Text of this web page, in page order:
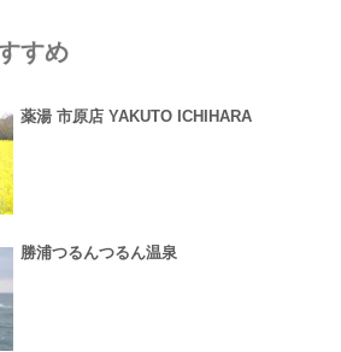
すめ
薬湯 市原店 YAKUTO ICHIHARA
勝浦つるんつるん温泉